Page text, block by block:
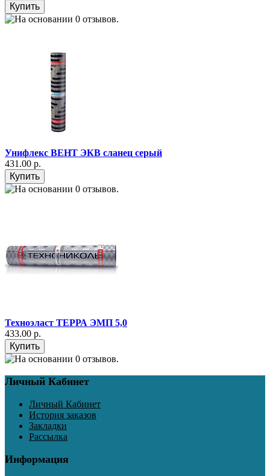
Унифлекс ВЕНТ ЭКВ сланец серый
431.00 р.
Техноэласт ТЕРРА ЭМП 5,0
433.00 р.
Личный Кабинет
Личный Кабинет
История заказов
Закладки
Рассылка
Информация